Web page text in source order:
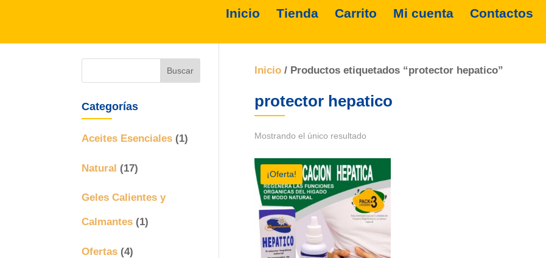
Inicio Tienda Carrito Mi cuenta Contactos
Inicio/ Productos etiquetados “protector hepatico”
protector hepatico
Mostrando el único resultado
¡Oferta!
Categorías
Aceites Esenciales (1)
Natural (17)
Geles Calientes y
Calmantes (1)
Ofertas (4)